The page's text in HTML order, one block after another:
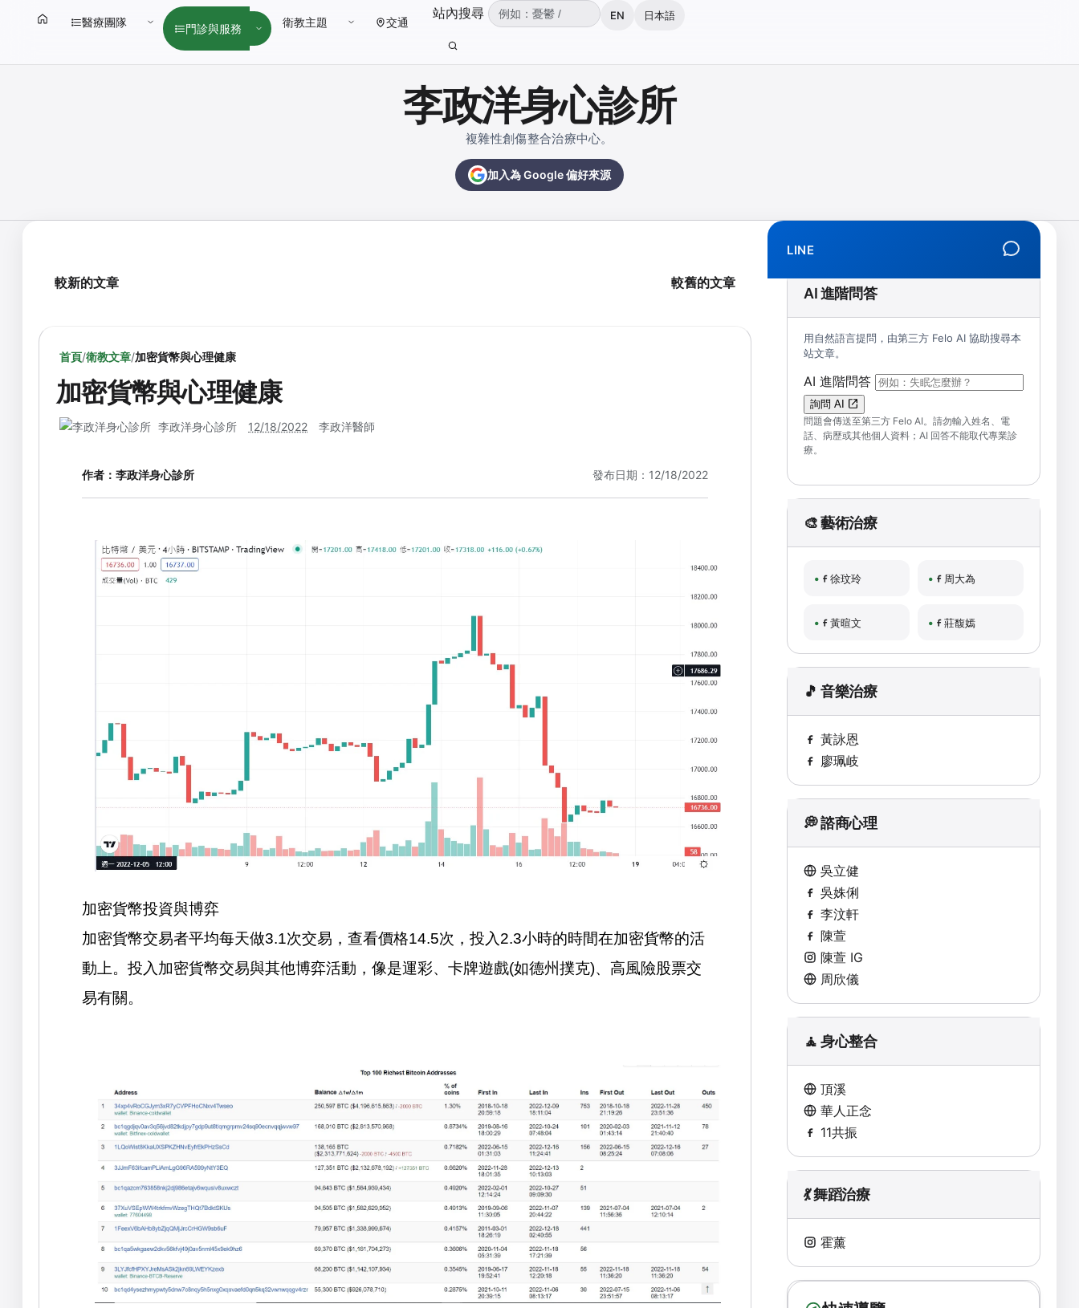
醫療團隊 門診與服務 衛教主題 交通
站內搜尋 （可輸入：憂鬱、焦慮、失眠、ADHD、雙相、拒學、創傷、解離、EMDR、TMS、NIRS、預約）
EN 日本語
李政洋身心診所
複雜性創傷整合治療中心。
加入為 Google 偏好來源
較新的文章 較舊的文章
首頁/衛教文章/加密貨幣與心理健康
加密貨幣與心理健康
李政洋身心診所 12/18/2022 李政洋醫師
作者： 李政洋身心診所 發布日期：12/18/2022
加密貨幣投資與博弈
加密貨幣交易者平均每天做3.1次交易，查看價格14.5次，投入 2.3小時的時間在加密貨幣的活
動上。投入加密貨幣交易與其他博弈活動，像是運彩、卡牌遊戲(如德州撲克)、高風險股票交
易有關。
LINE
AI 進階問答
用自然語言提問，由第三方 Felo AI 協助搜尋本
站文章。
AI 進階問答 （可輸入自然語言問題；送出後會
詢問 AI
問題會傳送至第三方 Felo AI。請勿輸入姓名、電
話、病歷或其他個人資料；AI 回答不能取代專業診
療。
🎨 藝術治療
徐玟玲 周大為
黃暄文 莊馥嫣
🎵 音樂治療
黃詠恩
廖珮岐
💭 諮商心理
吳立健
吳姝俐
李汶軒
陳萱
陳萱 IG
周欣儀
🧘 身心整合
頂溪
華人正念
11共振
💃 舞蹈治療
霍薰